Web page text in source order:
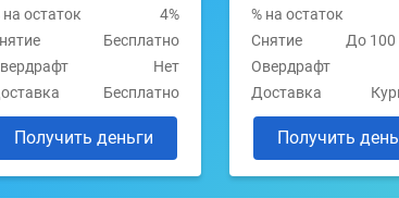
на остаток
4%
Бесплатно
Нет
Бесплатно
Получить деньги
% на остаток
Снятие
До 100
Овердрафт
Доставка
Получить